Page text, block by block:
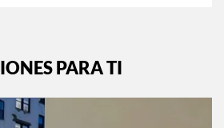
PARA TI